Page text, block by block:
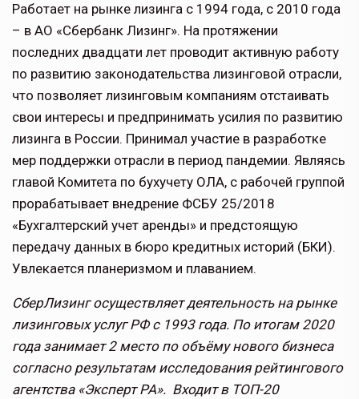
Работает на рынке лизинга с 1994 года, с 2010 года
– в АО «Сбербанк Лизинг». На протяжении
последних двадцати лет проводит активную работу
по развитию законодательства лизинговой отрасли,
что позволяет лизинговым компаниям отстаивать
свои интересы и предпринимать усилия по развитию
лизинга в России. Принимал участие в разработке
мер поддержки отрасли в период пандемии. Являясь
главой Комитета по бухучету ОЛА, с рабочей группой
прорабатывает внедрение ФСБУ 25/2018
«Бухгалтерский учет аренды» и предстоящую
передачу данных в бюро кредитных историй (БКИ).
Увлекается планеризмом и плаванием.
СберЛизинг осуществляет деятельность на рынке
лизинговых услуг РФ с 1993 года. По итогам 2020
года занимает 2 место по объёму нового бизнеса
согласно результатам исследования рейтингового
агентства «Эксперт РА». Входит в ТОП-20